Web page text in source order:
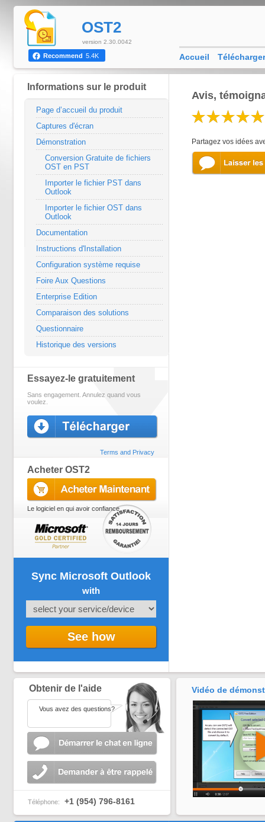
Avis,
Partagez vos idées
Informations sur le produit
Page d’accueil du produit
Captures d'écran
Démonstration
Conversion Gratuite de fichiers
OST en PST
Importer le fichier PST dans
Outlook
Importer le fichier OST dans
Outlook
Documentation
Instructions d'Installation
Configuration système requise
Foire Aux Questions
Enterprise Edition
Comparaison des solutions
Questionnaire
Historique des versions
Essayez-le gratuitement
Sans engagement. Annulez quand vous
voulez.
Terms and Privacy
Acheter OST2
Le logiciel en qui avoir confiance
Sync Microsoft Outlook
with
See how
OST2
version 2.30.0042
Recommend 5.4K Accueil Télécharger
Obtenir de l'aide
Vous avez des questions?
Téléphone: +1 (954) 796-8161
Vidéo de